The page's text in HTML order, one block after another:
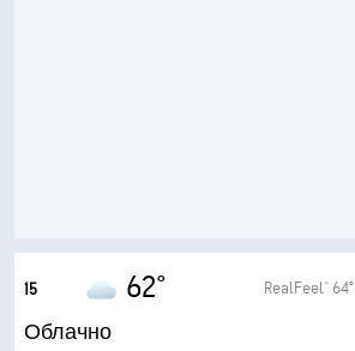
Высота облаков
15 62° RealFeel® 64°
Облачно